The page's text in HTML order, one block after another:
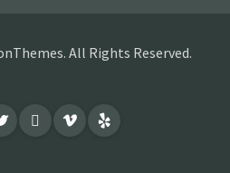
All Rights Reserved.